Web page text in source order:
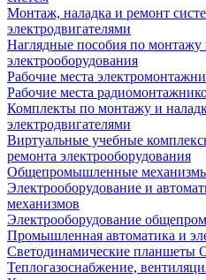
Монтаж, наладка и ремонт
электродвигателями
Наглядные пособия по монтажу
электрооборудования
Рабочие места
Рабочие места
Комплекты по монтажу и
электродвигателями
Виртуальные учебные
ремонта электрооборудования
Общепромышленные
Электрооборудование и
механизмов
Электрооборудование
Промышленная автоматика и
Светодинамические планшеты
Теплогазоснабжение,